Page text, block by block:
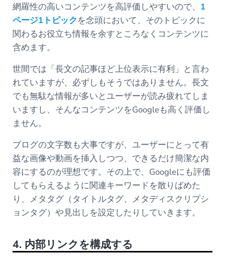
網羅性の高いコンテンツを高評価しやすいので、 1
ページ1トピックを念頭において、そのトピックに
関わるお役立ち情報を余すところなくコンテンツに
含めます。
世間では「長文の記事ほど上位表示に有利」と言わ
れていますが、必ずしもそうではありません。長文
でも無駄な情報が多いとユーザーが読み疲れてしま
いますし、そんなコンテンツをGoogleも高く評価し
ません。
ブログの文字数も大事ですが、ユーザーにとって有
益な画像や動画を挿入しつつ、できるだけ簡潔な内
容にするのが理想です。その上で、Googleにも評価
してもらえるように関連キーワードを散りばめた
り、メタタグ（タイトルタグ、メタディスクリプシ
ョンタグ）や見出しを設定したりしていきます。
4. 内部リンクを構成する